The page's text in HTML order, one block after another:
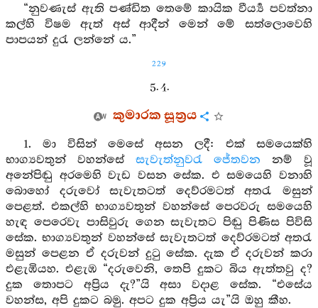
“නුවණැස් ඇති පණ්ඩිත තෙමේ කායික වීර්‍ය්‍ය පවත්නා
කල්හි විෂම ඇත් අස් ආදීන් මෙන් මේ සත්ලොවෙහි
පාපයන් දුරැ ලන්නේ ය.”
229
5. 4.
කුමාරක සූත්‍රය
1. මා විසින් මෙසේ අසන ලදී: එක් සමයෙක්හි
භාග්‍යවතුන් වහන්සේ සැවැත්නුවරැ ජේතවන නම් වූ
අනේපිඬු අරමෙහි වැඩ වසන සේක. එ සමයෙහි වනාහි
බොහෝ දරුවෝ සැවැතටත් දෙව්රමටත් අතරැ මසුන්
පෙළත්. එකල්හි භාග්‍යවතුන් වහන්සේ පෙරවරු සමයෙහි
හැඳ පෙරෙවැ පාසිවුරු ගෙන සැවැතට පිඬු පිණිස පිවිසි
සේක. භාග්‍යවතුන් වහන්සේ සැවැතටත් දෙව්රමටත් අතරැ
මසුන් පෙළන ඒ දරුවන් දුටු සේක. දැක ඒ දරුවන් කරා
එළැඹියහ. එළැඹ “දරුවෙනි, තෙපි දුකට බිය ඇත්තවු ද?
දුක තොපට අප්‍රිය දැ?”යි අසා වදාළ සේක. “එසේය
වහන්ස, අපි දුකට බමු. අපට දුක අප්‍රිය යැ”යි ඔහු කීහ.